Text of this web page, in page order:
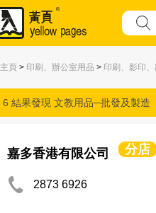
主頁 > 印刷、辦公室用品 > 印刷、影印、
6 結果發現 文教用品─批發及製造
嘉多香港有限公司 分店
2873 6926